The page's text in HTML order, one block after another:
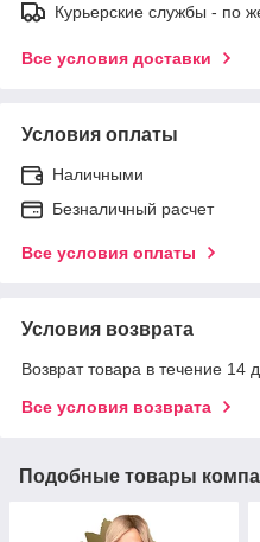
Курьерские службы - по
Все условия доставки
Условия оплаты
Наличными
Безналичный расчет
Все условия оплаты
Условия возврата
Возврат товара в течение 14
Все условия возврата
Подобные товары